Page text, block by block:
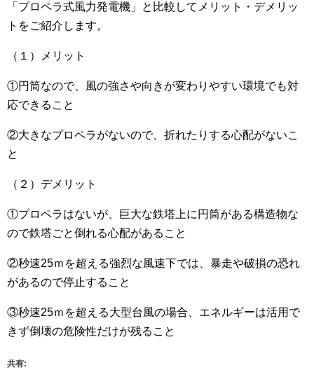
「プロペラ式風力発電機」と比較してメリット・デメリッ
トをご紹介します。
（１）メリット
①円筒なので、風の強さや向きが変わりやすい環境でも対
応できること
②大きなプロペラがないので、折れたりする心配がないこ
と
（２）デメリット
①プロペラはないが、巨大な鉄塔上に円筒がある構造物な
ので鉄塔ごと倒れる心配があること
②秒速25ｍを超える強烈な風速下では、暴走や破損の恐れ
があるので停止すること
③秒速25ｍを超える大型台風の場合、エネルギーは活用で
きず倒壊の危険性だけが残ること
共有: